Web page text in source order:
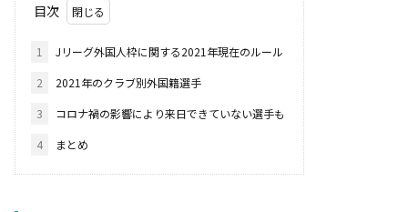
目次
1
Jリーグ外国人枠に関する2021年現在のルール
2
2021年のクラブ別外国籍選手
3
コロナ禍の影響により来日できていない選手も
4
まとめ